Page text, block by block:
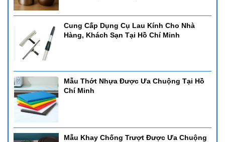
Cung Cấp Dụng Cụ Lau Kính Cho Nhà
Hàng, Khách Sạn Tại Hồ Chí Minh
Mẫu Thớt Nhựa Được Ưa Chuộng Tại Hồ
Chí Minh
Mẫu Khay Chống Trượt Được Ưa Chuộng